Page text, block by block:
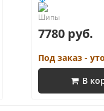
7780 руб.
Под заказ -
В